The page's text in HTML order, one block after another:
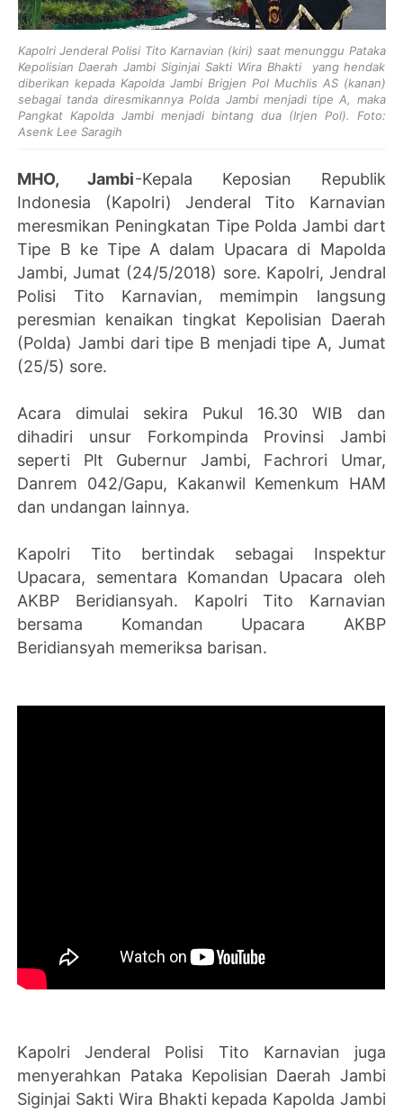
Kapolri Jenderal Polisi Tito Karnavian (kiri) saat menunggu Pataka
Kepolisian Daerah Jambi Siginjai Sakti Wira Bhakti yang hendak
diberikan kepada Kapolda Jambi Brigjen Pol Muchlis AS (kanan)
sebagai tanda diresmikannya Polda Jambi menjadi tipe A, maka
Pangkat Kapolda Jambi menjadi bintang dua (Irjen Pol). Foto:
Asenk Lee Saragih
MHO, Jambi-Kepala Keposian Republik
Indonesia (Kapolri) Jenderal Tito Karnavian
meresmikan Peningkatan Tipe Polda Jambi dart
Tipe B ke Tipe A dalam Upacara di Mapolda
Jambi, Jumat (24/5/2018) sore. Kapolri, Jendral
Polisi Tito Karnavian, memimpin langsung
peresmian kenaikan tingkat Kepolisian Daerah
(Polda) Jambi dari tipe B menjadi tipe A, Jumat
(25/5) sore.
Acara dimulai sekira Pukul 16.30 WIB dan
dihadiri unsur Forkompinda Provinsi Jambi
seperti Plt Gubernur Jambi, Fachrori Umar,
Danrem 042/Gapu, Kakanwil Kemenkum HAM
dan undangan lainnya.
Kapolri Tito bertindak sebagai Inspektur
Upacara, sementara Komandan Upacara oleh
AKBP Beridiansyah. Kapolri Tito Karnavian
bersama Komandan Upacara AKBP
Beridiansyah memeriksa barisan.
Kapolri Jenderal Polisi Tito Karnavian juga
menyerahkan Pataka Kepolisian Daerah Jambi
Siginjai Sakti Wira Bhakti kepada Kapolda Jambi